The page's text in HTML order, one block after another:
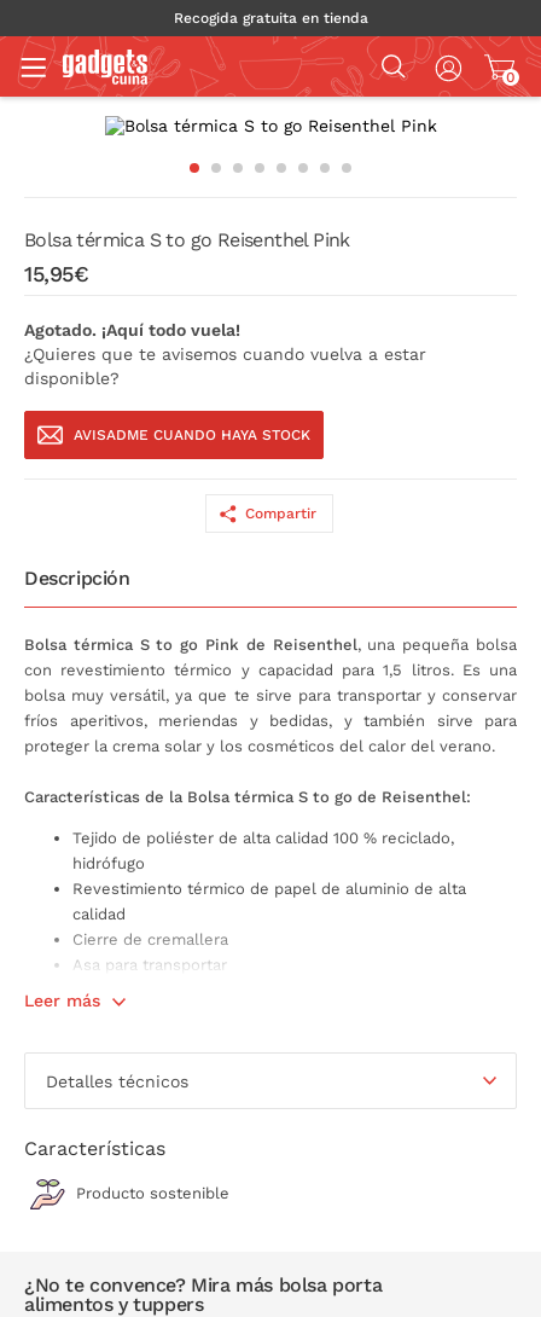
Recogida gratuita en tienda
0
Bolsa térmica S to go Reisenthel Pink
15,95€
Agotado. ¡Aquí todo vuela!
¿Quieres que te avisemos cuando vuelva a estar
disponible?
AVISADME CUANDO HAYA STOCK
Compartir
Descripción
Bolsa térmica S to go Pink de Reisenthel, una pequeña bolsa
con revestimiento térmico y capacidad para 1,5 litros. Es una
bolsa muy versátil, ya que te sirve para transportar y conservar
fríos aperitivos, meriendas y bedidas, y también sirve para
proteger la crema solar y los cosméticos del calor del verano.
Características de la Bolsa térmica S to go de Reisenthel:
Tejido de poliéster de alta calidad 100 % reciclado,
hidrófugo
Revestimiento térmico de papel de aluminio de alta
calidad
Cierre de cremallera
Asa para transportar
Bolsillo interior de malla
Leer más
Detalles técnicos
Características
Producto sostenible
¿No te convence? Mira más bolsa porta
alimentos y tuppers